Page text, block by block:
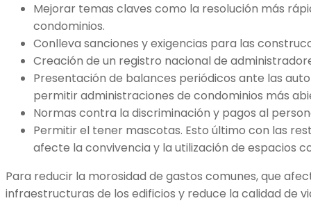
Mejorar temas claves como la resolución más
condominios.
Conlleva sanciones y exigencias para las
Creación de un registro nacional de
Presentación de balances periódicos ante las
permitir administraciones de condominios más
Normas contra la discriminación y pagos al
Permitir el tener mascotas. Esto último con las
afecte la convivencia y la utilización de espacios
Para reducir la morosidad de gastos comunes, que
infraestructuras de los edificios y reduce la calidad de